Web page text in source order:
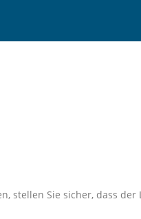
stellen Sie sicher, dass der